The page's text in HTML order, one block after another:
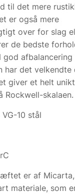
til det mere
er også mere
over for slag
de bedste
god
har det velkendte
giver et helt
Rockwell-skalaen.
10 stål
er af
materiale, som